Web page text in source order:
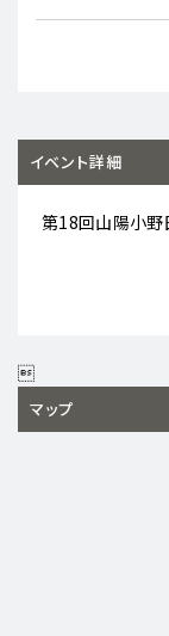
イベント詳細
第18回山陽小野

マップ